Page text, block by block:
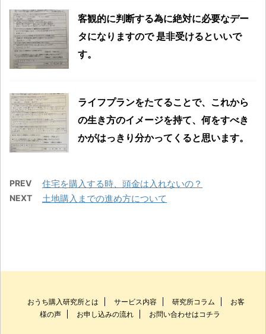
客観的に判断する為に絶対に必要なデー
タになりますので 是非受けるといいで
す。
ライフプランをたてることで、これから
の生き方のイメージを持て、何をすべき
かがはっきり分かってくると思います。
PREV 住宅を購入する時、頭金は入れないの？
NEXT 土地購入までの進め方について
おうち購入研究所とは サービス内容 研究所コラム
お客
様の声
お申し込みの流れ お問い合わせはコチラ